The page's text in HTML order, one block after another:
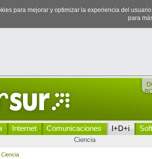
para mejorar y optimizar la experiencia del
para
Internet Comunicaciones I+D+i
Ciencia
Ciencia